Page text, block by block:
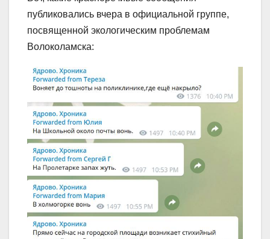
публиковались вчера в официальной группе,
посвященной экологическим проблемам
Волоколамска: